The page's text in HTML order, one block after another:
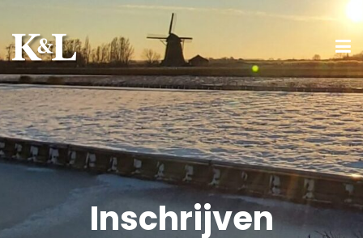
Inschrijven